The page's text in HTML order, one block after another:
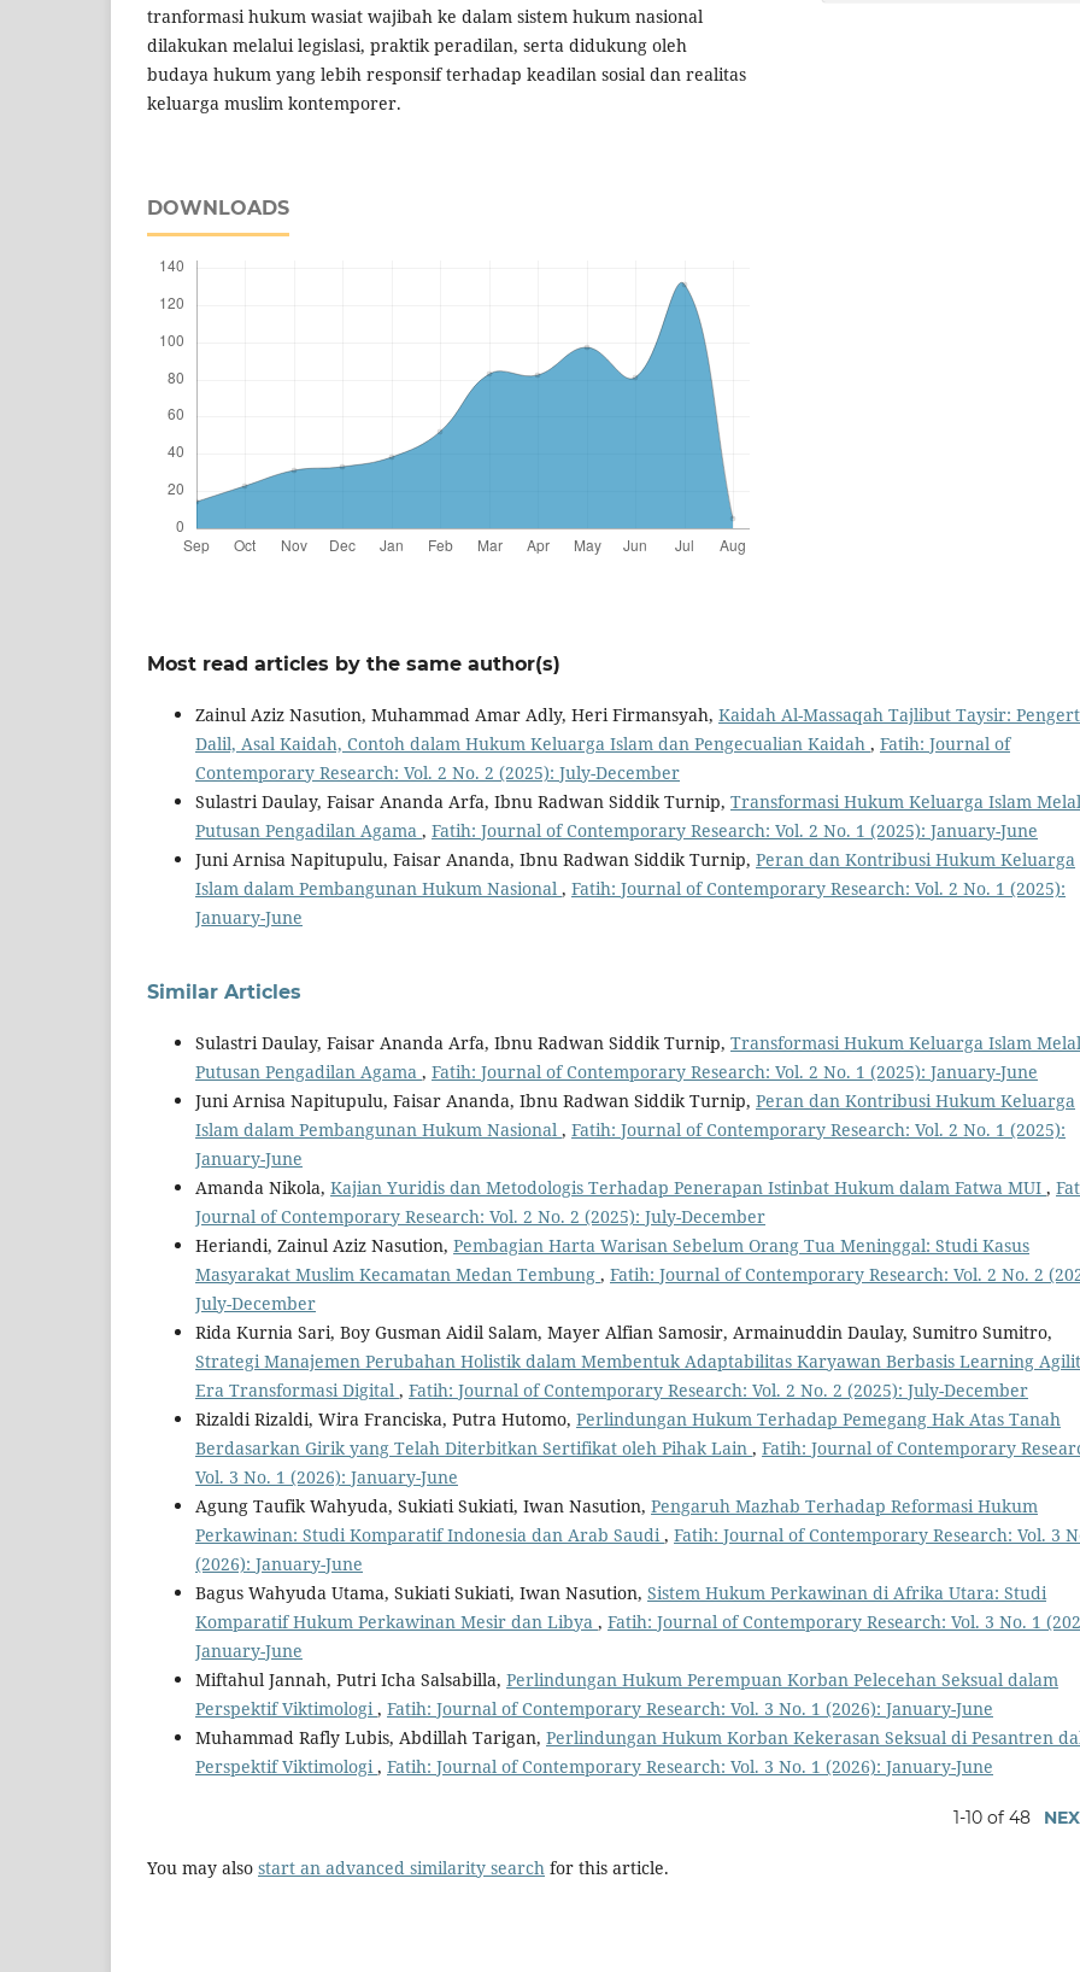
tranformasi hukum wasiat wajibah ke dalam sistem hukum nasional
dilakukan melalui legislasi, praktik peradilan, serta didukung oleh
budaya hukum yang lebih responsif terhadap keadilan sosial dan realitas
keluarga muslim kontemporer.
DOWNLOADS
Most read articles by the same author(s)
Zainul Aziz Nasution, Muhammad Amar Adly, Heri Firmansyah, Kaidah Al-Massaqah Tajlibut Taysir:
Dalil, Asal Kaidah, Contoh dalam Hukum Keluarga Islam dan Pengecualian Kaidah , Fatih: Journal of
Contemporary Research: Vol. 2 No. 2 (2025): July-December
Sulastri Daulay, Faisar Ananda Arfa, Ibnu Radwan Siddik Turnip, Transformasi Hukum Keluarga Islam
Putusan Pengadilan Agama , Fatih: Journal of Contemporary Research: Vol. 2 No. 1 (2025): January-June
Juni Arnisa Napitupulu, Faisar Ananda, Ibnu Radwan Siddik Turnip, Peran dan Kontribusi Hukum Keluarga
Islam dalam Pembangunan Hukum Nasional , Fatih: Journal of Contemporary Research: Vol. 2 No. 1 (2025):
January-June
Similar Articles
Sulastri Daulay, Faisar Ananda Arfa, Ibnu Radwan Siddik Turnip, Transformasi Hukum Keluarga Islam
Putusan Pengadilan Agama , Fatih: Journal of Contemporary Research: Vol. 2 No. 1 (2025): January-June
Juni Arnisa Napitupulu, Faisar Ananda, Ibnu Radwan Siddik Turnip, Peran dan Kontribusi Hukum Keluarga
Islam dalam Pembangunan Hukum Nasional , Fatih: Journal of Contemporary Research: Vol. 2 No. 1 (2025):
January-June
Amanda Nikola, Kajian Yuridis dan Metodologis Terhadap Penerapan Istinbat Hukum dalam Fatwa MUI ,
Journal of Contemporary Research: Vol. 2 No. 2 (2025): July-December
Heriandi, Zainul Aziz Nasution, Pembagian Harta Warisan Sebelum Orang Tua Meninggal: Studi Kasus
Masyarakat Muslim Kecamatan Medan Tembung , Fatih: Journal of Contemporary Research: Vol. 2 No. 2
July-December
Rida Kurnia Sari, Boy Gusman Aidil Salam, Mayer Alfian Samosir, Armainuddin Daulay, Sumitro Sumitro,
Strategi Manajemen Perubahan Holistik dalam Membentuk Adaptabilitas Karyawan Berbasis Learning
Era Transformasi Digital , Fatih: Journal of Contemporary Research: Vol. 2 No. 2 (2025): July-December
Rizaldi Rizaldi, Wira Franciska, Putra Hutomo, Perlindungan Hukum Terhadap Pemegang Hak Atas Tanah
Berdasarkan Girik yang Telah Diterbitkan Sertifikat oleh Pihak Lain , Fatih: Journal of Contemporary
Vol. 3 No. 1 (2026): January-June
Agung Taufik Wahyuda, Sukiati Sukiati, Iwan Nasution, Pengaruh Mazhab Terhadap Reformasi Hukum
Perkawinan: Studi Komparatif Indonesia dan Arab Saudi , Fatih: Journal of Contemporary Research: Vol. 3
(2026): January-June
Bagus Wahyuda Utama, Sukiati Sukiati, Iwan Nasution, Sistem Hukum Perkawinan di Afrika Utara: Studi
Komparatif Hukum Perkawinan Mesir dan Libya , Fatih: Journal of Contemporary Research: Vol. 3 No. 1
January-June
Miftahul Jannah, Putri Icha Salsabilla, Perlindungan Hukum Perempuan Korban Pelecehan Seksual dalam
Perspektif Viktimologi , Fatih: Journal of Contemporary Research: Vol. 3 No. 1 (2026): January-June
Muhammad Rafly Lubis, Abdillah Tarigan, Perlindungan Hukum Korban Kekerasan Seksual di Pesantren
Perspektif Viktimologi , Fatih: Journal of Contemporary Research: Vol. 3 No. 1 (2026): January-June
1-10 of 48
You may also start an advanced similarity search for this article.